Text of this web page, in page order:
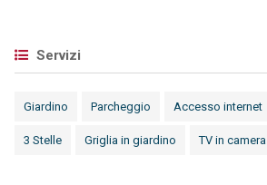
Servizi
Giardino Parcheggio Accesso internet
3 Stelle Griglia in giardino TV in camera